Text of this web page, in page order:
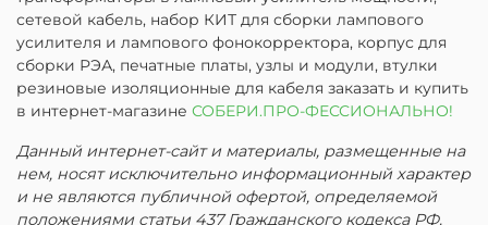
сетевой кабель, набор КИТ для сборки лампового
усилителя и лампового фонокорректора, корпус для
сборки РЭА, печатные платы, узлы и модули, втулки
резиновые изоляционные для кабеля заказать и купить
в интернет-магазине СОБЕРИ.ПРО-ФЕССИОНАЛЬНО!
Данный интернет-сайт и материалы, размещенные на
нем, носят исключительно информационный характер
и не являются публичной офертой, определяемой
положениями статьи 437 Гражданского кодекса РФ.